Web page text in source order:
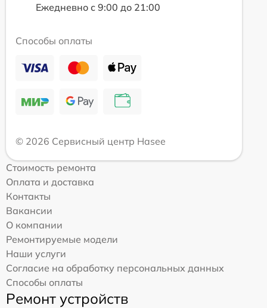
Ежедневно с 9:00 до 21:00
Способы оплаты
© 2026 Сервисный центр Hasee
Стоимость ремонта
Оплата и доставка
Контакты
Вакансии
О компании
Ремонтируемые модели
Наши услуги
Согласие на обработку персональных данных
Способы оплаты
Ремонт устройств